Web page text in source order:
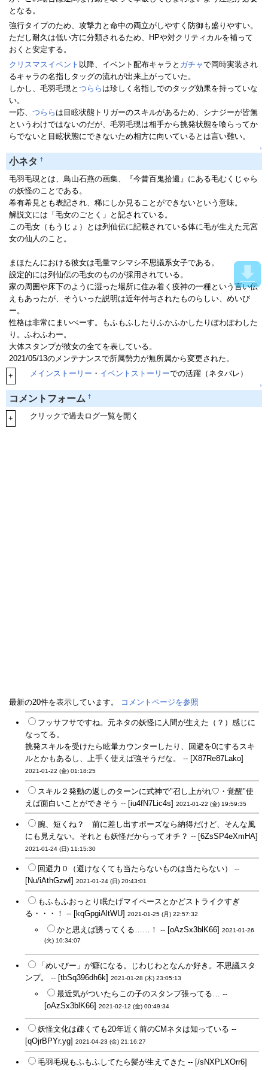
となる。
強行タイプのため、攻撃力と命中の両立がしやすく防御も盛りやすい。
ただし耐久は低い方に分類されるため、HPや対クリティカルを補って
おくと安定する。
クリスマスイベント 以降、イベント配布キャラと ガチャで同時実装され
るキャラの名指しタッグの流れが出来上がっていた。
しかし、毛羽毛現と つらら は珍しく名指しでのタッグ効果を持っていな
い。
一応、 つらら は目眩状態トリガーのスキルがあるため、シナジーが皆無
というわけではないのだが、毛羽毛現は相手から挑発状態を喰らってか
らでないと目眩状態にできないため相方に向いているとは言い難い。
↑
小ネタ †
毛羽毛現とは、鳥山石燕の画集、『今昔百鬼拾遺』にある毛むくじゃら
の妖怪のことである。
希有希見とも表記され、稀にしか見ることができないという意味。
解説文には「毛女のごとく」と記されている。
この毛女（もうじょ）とは列仙伝に記載されている体に毛が生えた元宮
女の仙人のこと。
まほたんにおける彼女は毛量マシマシ不思議系女子である。
設定的には列仙伝の毛女のものが採用されている。
家の周囲や床下のように湿った場所に住み着く疫神の一種という言い伝
えもあったが、そういった説明は近年付与されたものらしい、めいび
ー。
性格は非常にまいぺーす。もふもふしたりふかふかしたりぽわぽわした
り。ふわふわー。
大体スタンプが彼女の全てを表している。
2021/05/13のメンテナンスで所属勢力が無所属から変更された。
+
メインストーリー ・ イベントストーリーでの活躍（ネタバレ）
↑
コメントフォーム †
+ クリックで過去ログ一覧を開く
最新の20件を表示しています。 コメントページを参照
フッサフサですね。元ネタの妖怪に人間が生えた（？）感じに
なってる。
挑発スキルを受けたら眩暈カウンターしたり、回避を0にするスキ
ルとかもあるし、上手く使えば強そうだな。 -- [X87Re87Lako]
2021-01-22 (金) 01:18:25
スキル２発動の返しのターンに式神で"召し上がれ♡・覚醒"使
えば面白いことができそう -- [iu4fN7Lic4s] 2021-01-22 (金) 19:59:35
腕、短くね？ 前に差し出すポーズなら納得だけど、そんな風
にも見えない。それとも妖怪だからってオチ？ -- [6ZsSP4eXmHA]
2021-01-24 (日) 11:15:30
回避力０（避けなくても当たらないものは当たらない） --
[Nu/iAthGzwI] 2021-01-24 (日) 20:43:01
もふもふおっとり眠たげマイペースとかどストライクすぎ
る・・・！ -- [kqGpgiAltWU] 2021-01-25 (月) 22:57:32
かと思えば誘ってくる……！ -- [oAzSx3blK66] 2021-01-26
(火) 10:34:07
「めいびー」が癖になる。じわじわとなんか好き。不思議スタ
ンプ。 -- [tbSq396dh6k] 2021-01-28 (木) 23:05:13
最近気がついたらこの子のスタンプ張ってる… --
[oAzSx3blK66] 2021-02-12 (金) 00:49:34
妖怪文化は疎くても20年近く前のCMネタは知っている --
[qOjrBPYr.yg] 2021-04-23 (金) 21:16:27
毛羽毛現もふもふしてたら髪が生えてきた -- [/sNXPLXOrr6]